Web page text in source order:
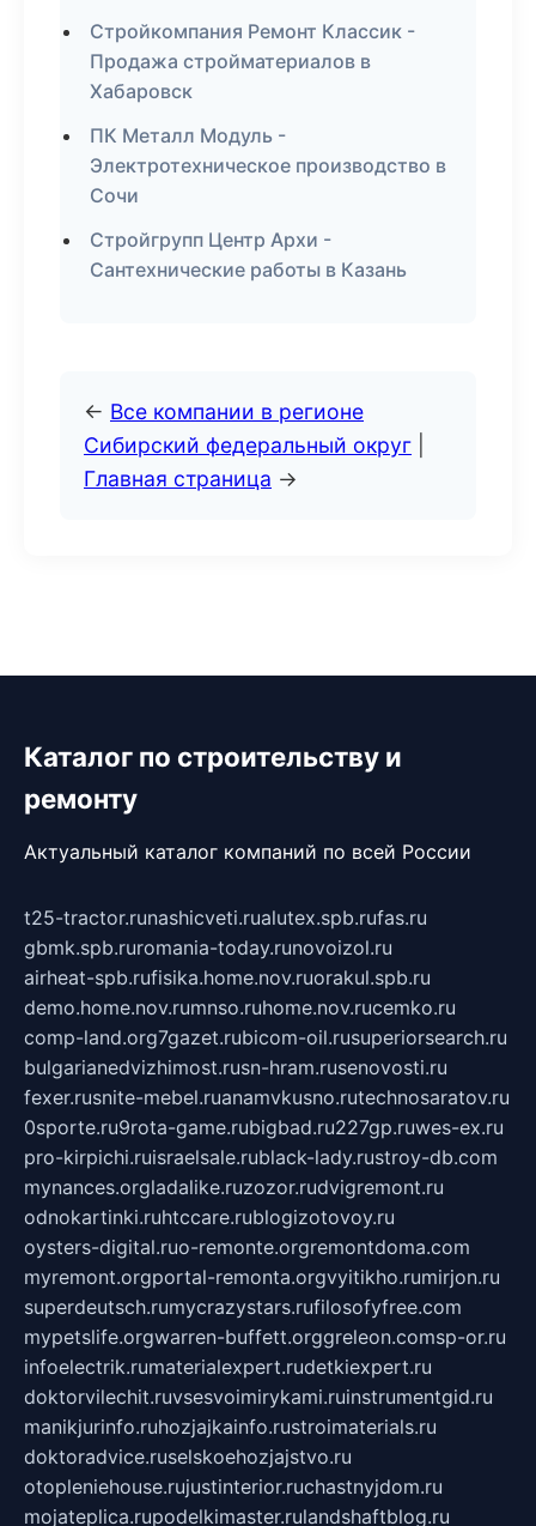
Стройкомпания Ремонт Классик -
Продажа стройматериалов в
Хабаровск
ПК Металл Модуль -
Электротехническое производство в
Сочи
Стройгрупп Центр Архи -
Сантехнические работы в Казань
← Все компании в регионе
Сибирский федеральный округ
Главная страница →
Каталог по строительству и
ремонту
Актуальный каталог компаний по всей России
t25-tractor.runashicveti.rualutex.spb.rufas.ru
gbmk.spb.ruromania-today.runovoizol.ru
airheat-spb.rufisika.home.nov.ruorakul.spb.ru
demo.home.nov.rumnso.ruhome.nov.rucemko.ru
comp-land.org7gazet.rubicom-oil.rusuperiorsearch.ru
bulgarianedvizhimost.rusn-hram.rusenovosti.ru
fexer.rusnite-mebel.ruanamvkusno.rutechnosaratov.ru
0sporte.ru9rota-game.rubigbad.ru227gp.ruwes-ex.ru
pro-kirpichi.ruisraelsale.rublack-lady.rustroy-db.com
mynances.orgladalike.ruzozor.rudvigremont.ru
odnokartinki.ruhtccare.rublogizotovoy.ru
oysters-digital.ruo-remonte.orgremontdoma.com
myremont.orgportal-remonta.orgvyitikho.rumirjon.ru
superdeutsch.rumycrazystars.rufilosofyfree.com
mypetslife.orgwarren-buffett.orggreleon.comsp-or.ru
infoelectrik.rumaterialexpert.rudetkiexpert.ru
doktorvilechit.ruvsesvoimirykami.ruinstrumentgid.ru
manikjurinfo.ruhozjajkainfo.rustroimaterials.ru
doktoradvice.ruselskoehozjajstvo.ru
otopleniehouse.rujustinterior.ruchastnyjdom.ru
mojateplica.rupodelkimaster.rulandshaftblog.ru